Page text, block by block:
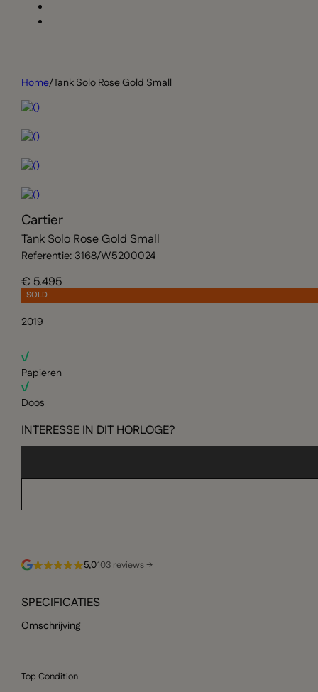
Home/Tank Solo Rose Gold Small
Cartier
Tank Solo Rose Gold Small
Referentie: 3168/W5200024
€ 5.495
SOLD
2019
Papieren
Doos
INTERESSE IN DIT HORLOGE?
5,0103 reviews →
SPECIFICATIES
Omschrijving
Top Condition